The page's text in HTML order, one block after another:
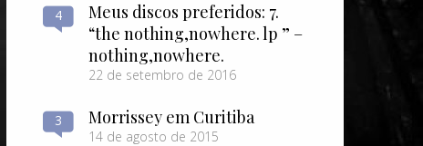
4
Meus discos preferidos: 7.
“the nothing​,​nowhere. lp ” –
nothing​,​nowhere.
22 de setembro de 2016
3 Morrissey em Curitiba
14 de agosto de 2015